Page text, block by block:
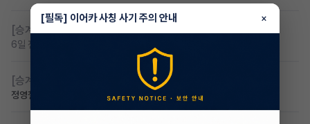
[승계찾아줘] 무보증 무심사 전기차 승계 알아봅니다
6일 전
[승계찾아줘] 무심사 차량구해요
정영철 댓글 2
[필독] 이어카 사칭 사기 주의 안내 ×